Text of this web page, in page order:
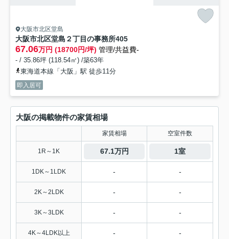
大阪市北区堂島
大阪市北区堂島２丁目の事務所405
67.06万円 (18700円/坪) 管理/共益費-
- / 35.86坪 (118.54㎡) /築63年
東海道本線「大阪」駅 徒歩11分
即入居可
大阪の掲載物件の家賃相場
家賃相場 空室件数
1R～1K 67.1万円 1室
1DK～1LDK - -
2K～2LDK - -
3K～3LDK - -
4K～4LDK以上 - -